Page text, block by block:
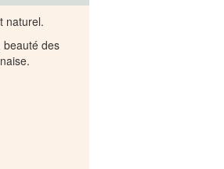
naturel.
beauté des